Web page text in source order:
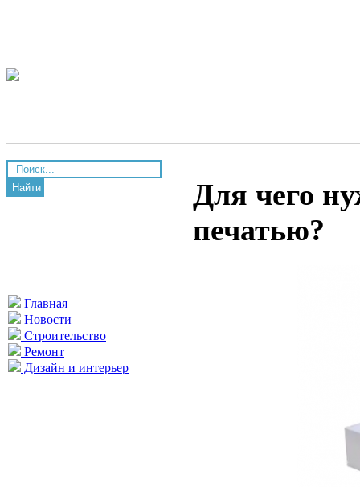
Найти
Главная
Новости
Строительство
Ремонт
Дизайн и интерьер
Для чего
печатью?